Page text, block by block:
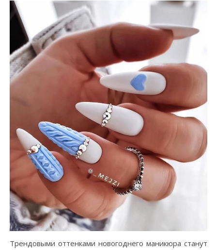
Трендовыми оттенками новогоднего маникюра станут